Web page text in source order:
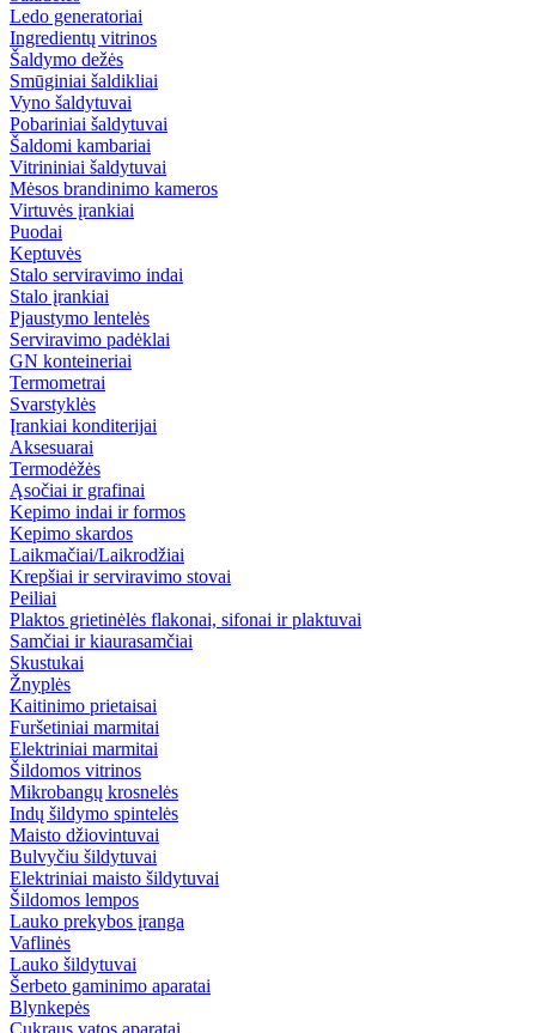
Ledo generatoriai
Ingredientų vitrinos
Šaldymo dežės
Smūginiai šaldikliai
Vyno šaldytuvai
Pobariniai šaldytuvai
Šaldomi kambariai
Vitrininiai šaldytuvai
Mėsos brandinimo kameros
Virtuvės įrankiai
Puodai
Keptuvės
Stalo serviravimo indai
Stalo įrankiai
Pjaustymo lentelės
Serviravimo padėklai
GN konteineriai
Termometrai
Svarstyklės
Įrankiai konditerijai
Aksesuarai
Termodėžės
Ąsočiai ir grafinai
Kepimo indai ir formos
Kepimo skardos
Laikmačiai/Laikrodžiai
Krepšiai ir serviravimo stovai
Peiliai
Plaktos grietinėlės flakonai, sifonai ir plaktuvai
Samčiai ir kiaurasamčiai
Skustukai
Žnyplės
Kaitinimo prietaisai
Furšetiniai marmitai
Elektriniai marmitai
Šildomos vitrinos
Mikrobangų krosnelės
Indų šildymo spintelės
Maisto džiovintuvai
Bulvyčiu šildytuvai
Elektriniai maisto šildytuvai
Šildomos lempos
Lauko prekybos įranga
Vaflinės
Lauko šildytuvai
Šerbeto gaminimo aparatai
Blynkepės
Cukraus vatos aparatai